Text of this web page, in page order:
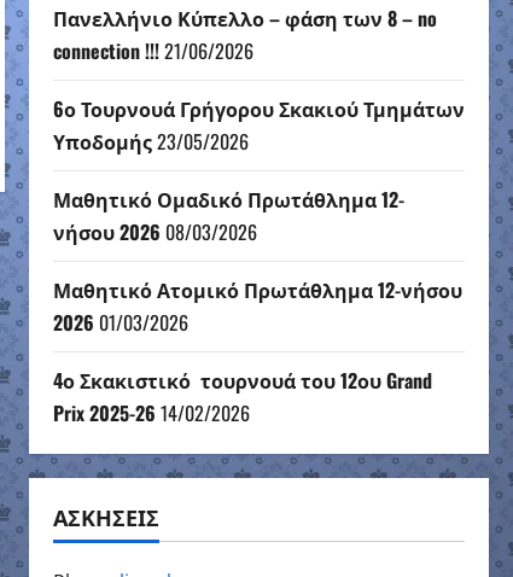
Πανελλήνιο Κύπελλο – φάση των 8 – no
connection !!!21/06/2026
6ο Τουρνουά Γρήγορου Σκακιού Τμημάτων
Υποδομής23/05/2026
Μαθητικό Ομαδικό Πρωτάθλημα 12-
νήσου 2026 08/03/2026
Μαθητικό Ατομικό Πρωτάθλημα 12-νήσου
2026 01/03/2026
4ο Σκακιστικό τουρνουά του 12ου Grand
Prix 2025-26 14/02/2026
ΑΣΚΗΣΕΙΣ